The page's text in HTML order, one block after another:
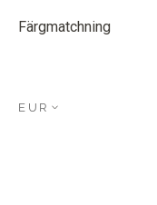
Färgmatchning
EUR